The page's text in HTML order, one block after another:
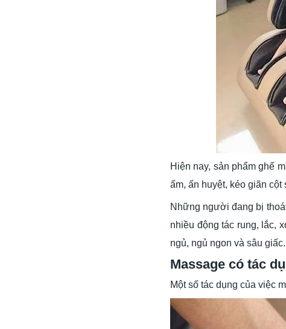
Hiện nay, sản phẩm ghế
ấm, ấn huyệt, kéo giãn
Những người đang bị
nhiều động tác rung, lắc,
ngủ, ngủ ngon và sâu giấc.
Massage có tác
Một số tác dụng của việc